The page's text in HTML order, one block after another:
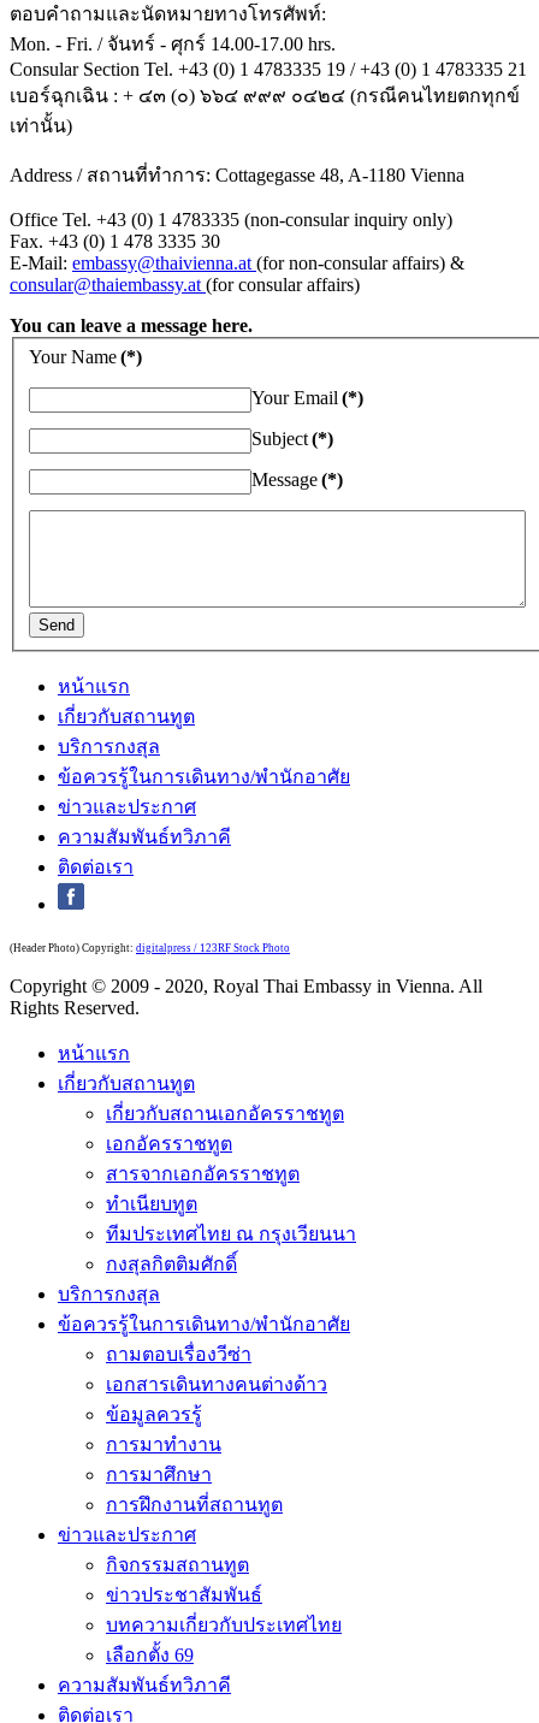
ตอบคำถามและนัดหมายทางโทรศัพท์:
Mon. - Fri. / จันทร์ - ศุกร์ 14.00-17.00 hrs.
Consular Section Tel. +43 (0) 1 4783335 19 / +43 (0) 1 4783335 21
เบอร์ฉุกเฉิน : + ๔๓ (๐) ๖๖๔ ๙๙๙ ๐๔๒๔ (กรณีคนไทยตกทุกข์
เท่านั้น)
Address / สถานที่ทำการ: Cottagegasse 48, A-1180 Vienna
Office Tel. +43 (0) 1 4783335 (non-consular inquiry only)
Fax. +43 (0) 1 478 3335 30
E-Mail: embassy@thaivienna.at (for non-consular affairs) &
consular@thaiembassy.at (for consular affairs)
You can leave a message here.
Your Name(*)
Your Email (*)
Subject(*)
Message(*)
หน้าแรก
เกี่ยวกับสถานทูต
บริการกงสุล
ข้อควรรู้ในการเดินทาง/พำนักอาศัย
ข่าวและประกาศ
ความสัมพันธ์ทวิภาคี
ติดต่อเรา
(Header Photo) Copyright: digitalpress / 123RF Stock Photo
Copyright © 2009 - 2020, Royal Thai Embassy in Vienna. All
Rights Reserved.
หน้าแรก
เกี่ยวกับสถานทูต
เกี่ยวกับสถานเอกอัครราชทูต
เอกอัครราชทูต
สารจากเอกอัครราชทูต
ทำเนียบทูต
ทีมประเทศไทย ณ กรุงเวียนนา
กงสุลกิตติมศักดิ์
บริการกงสุล
ข้อควรรู้ในการเดินทาง/พำนักอาศัย
ถามตอบเรื่องวีซ่า
เอกสารเดินทางคนต่างด้าว
ข้อมูลควรรู้
การมาทำงาน
การมาศึกษา
การฝึกงานที่สถานทูต
ข่าวและประกาศ
กิจกรรมสถานทูต
ข่าวประชาสัมพันธ์
บทความเกี่ยวกับประเทศไทย
เลือกตั้ง 69
ความสัมพันธ์ทวิภาคี
ติดต่อเรา